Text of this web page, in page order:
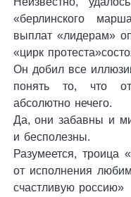
«берлинского
выплат «лидерам»
«цирк
Он добил все
понять то, что
абсолютно нечего.
Да, они забавны и
и бесполезны.
Разумеется, троица
от исполнения
счастливую россию»